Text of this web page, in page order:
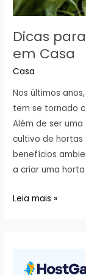
Dicas
em Casa
Casa
Nos últimos
tem se tornado
Além de ser
cultivo de hortas
benefícios
a criar uma
Dicas
Sustentável
Leia mais »